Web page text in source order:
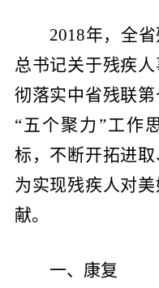
2018年，全
总书记关于残疾
彻落实中省残联
“五个聚力 ”工作
标，不断开拓进取
为实现残疾人对
献。
一、康复